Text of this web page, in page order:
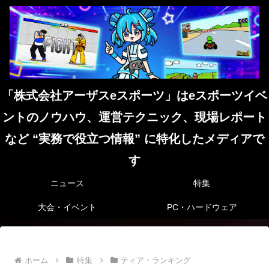
「株式会社アーザスeスポーツ」はeスポーツイベ
ントのノウハウ、運営テクニック、現場レポート
など “実務で役立つ情報” に特化したメディアで
す
ニュース 特集
大会・イベント PC・ハードウェア
ホーム 特集 ティア・ランキング